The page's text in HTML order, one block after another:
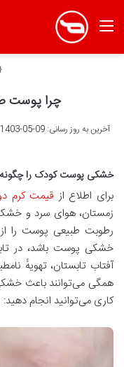
منو
چرا پوست
آخرین به روز رسانی: 09-05-1403
خشکی پوست کودک را چگونه
برای اطلاع از قیمت کرم
زمستان، هوای سرد و
رطوبت طبیعی پوست را از
خشکی پوست باشد، در
آفتاب تابستان، تهویهٔ
همگی می‌توانند باعث
کاری می‌توانید انجام دهید: